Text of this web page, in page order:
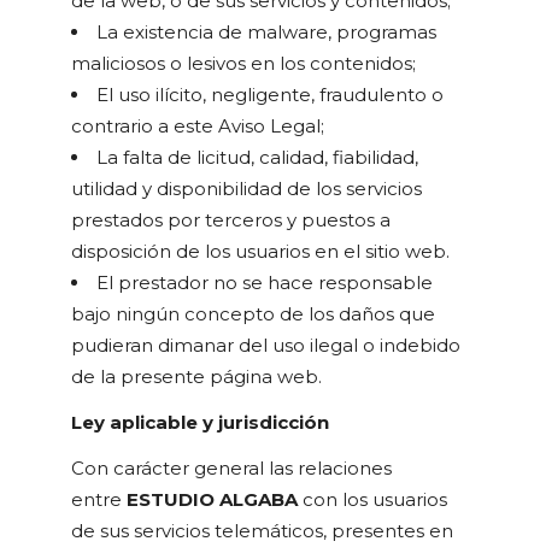
La existencia de malware, programas
maliciosos o lesivos en los contenidos;
El uso ilícito, negligente, fraudulento o
contrario a este Aviso Legal;
La falta de licitud, calidad, fiabilidad,
utilidad y disponibilidad de los servicios
prestados por terceros y puestos a
disposición de los usuarios en el sitio web.
El prestador no se hace responsable
bajo ningún concepto de los daños que
pudieran dimanar del uso ilegal o indebido
de la presente página web.
Ley aplicable y jurisdicción
Con carácter general las relaciones
entre ESTUDIO ALGABA con los usuarios
de sus servicios telemáticos, presentes en